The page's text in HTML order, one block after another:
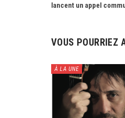
lancent un appel
VOUS POURRIEZ
À LA UNE